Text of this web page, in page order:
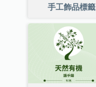
手工飾品標籤